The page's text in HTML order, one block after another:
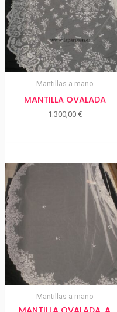
Mantillas a mano
MANTILLA OVALADA
1.300,00 €
Mantillas a mano